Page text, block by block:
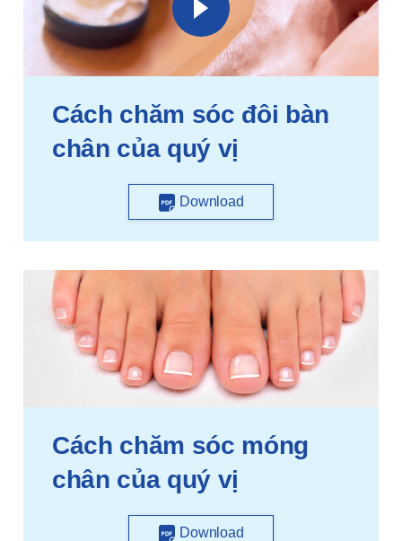
Cách chăm sóc đôi bàn
chân của quý vị
Download
Cách chăm sóc móng
chân của quý vị
Download